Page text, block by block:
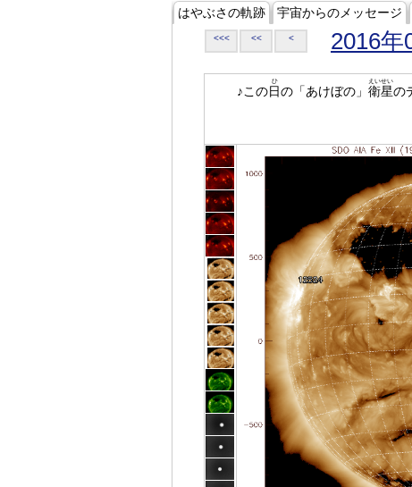
はやぶさの軌跡 宇宙からのメッセージ
<<< << < 2016年
♪この日
ひ
の「あけぼの」 衛星
えいせい
の